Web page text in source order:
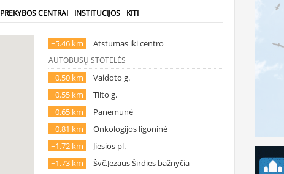
PREKYBOS CENTRAI INSTITUCIJOS KITI
~5.46 km Atstumas iki centro
AUTOBUSŲ STOTELĖS
~0.50 km
Vaidoto g.
~0.55 km
Tilto g.
~0.65 km
Panemunė
~0.81 km
Onkologijos ligoninė
~1.72 km
Jiesios pl.
~1.73 km
Švč.Jėzaus Širdies bažnyčia